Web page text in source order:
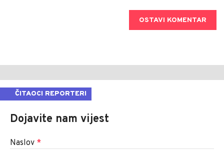
OSTAVI KOMENTAR
ČITAOCI REPORTERI
Dojavite nam vijest
Naslov *